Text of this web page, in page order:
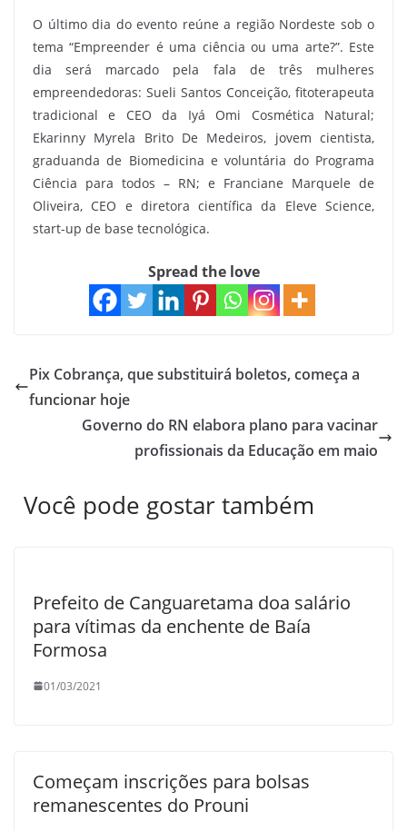
O último dia do evento reúne a região Nordeste sob o
tema “Empreender é uma ciência ou uma arte?”. Este
dia será marcado pela fala de três mulheres
empreendedoras: Sueli Santos Conceição, fitoterapeuta
tradicional e CEO da Iyá Omi Cosmética Natural;
Ekarinny Myrela Brito De Medeiros, jovem cientista,
graduanda de Biomedicina e voluntária do Programa
Ciência para todos – RN; e Franciane Marquele de
Oliveira, CEO e diretora científica da Eleve Science,
start-up de base tecnológica.
Spread the love
Pix Cobrança, que substituirá boletos, começa a
funcionar hoje
Governo do RN elabora plano para vacinar
profissionais da Educação em maio
Você pode gostar também
Prefeito de Canguaretama doa salário
para vítimas da enchente de Baía
Formosa
01/03/2021
Começam inscrições para bolsas
remanescentes do Prouni